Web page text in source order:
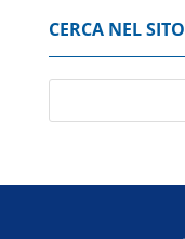
CERCA NEL SITO